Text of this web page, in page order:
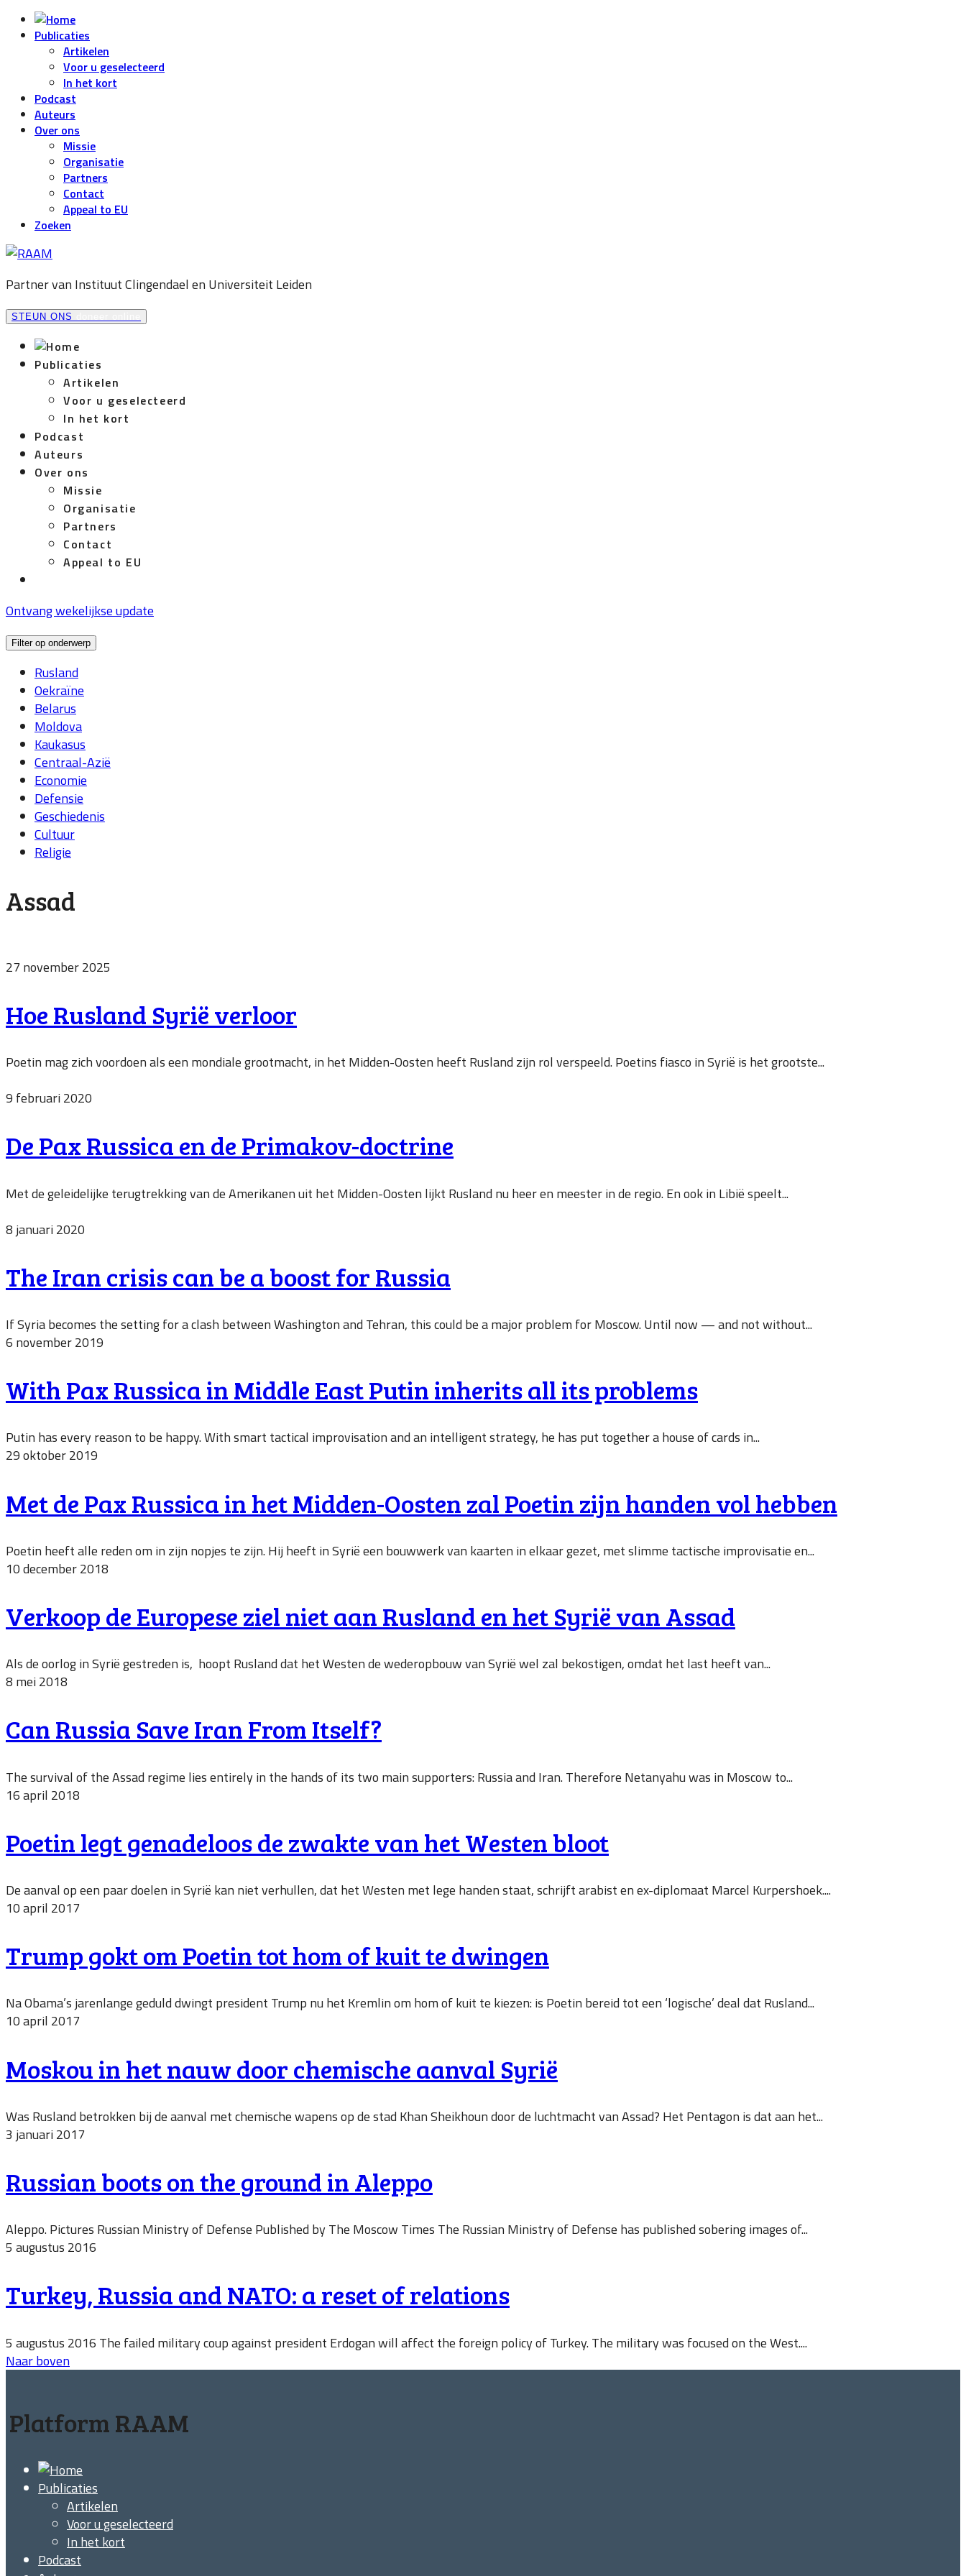
Publicaties
Artikelen
Voor u geselecteerd
In het kort
Podcast
Auteurs
Over ons
Missie
Organisatie
Partners
Contact
Appeal to EU
Zoeken
Partner van Instituut Clingendael en Universiteit Leiden
STEUN ONS
Publicaties
Artikelen
Voor u geselecteerd
In het kort
Podcast
Auteurs
Over ons
Missie
Organisatie
Partners
Contact
Appeal to EU
Ontvang wekelijkse update
Filter op onderwerp
Rusland
Oekraïne
Belarus
Moldova
Kaukasus
Centraal-Azië
Economie
Defensie
Geschiedenis
Cultuur
Religie
Assad
27 november 2025
Hoe Rusland Syrië verloor
Poetin mag zich voordoen als een mondiale grootmacht, in het Midden-Oosten heeft Rusland zijn rol verspeeld. Poetins fiasco in Syrië is het grootste...
9 februari 2020
De Pax Russica en de Primakov-doctrine
Met de geleidelijke terugtrekking van de Amerikanen uit het Midden-Oosten lijkt Rusland nu heer en meester in de regio. En ook in Libië speelt...
8 januari 2020
The Iran crisis can be a boost for Russia
If Syria becomes the setting for a clash between Washington and Tehran, this could be a major problem for Moscow. Until now — and not without...
6 november 2019
With Pax Russica in Middle East Putin inherits all its problems
Putin has every reason to be happy. With smart tactical improvisation and an intelligent strategy, he has put together a house of cards in...
29 oktober 2019
Met de Pax Russica in het Midden-Oosten zal Poetin zijn handen vol hebben
Poetin heeft alle reden om in zijn nopjes te zijn. Hij heeft in Syrië een bouwwerk van kaarten in elkaar gezet, met slimme tactische improvisatie en...
10 december 2018
Verkoop de Europese ziel niet aan Rusland en het Syrië van Assad
Als de oorlog in Syrië gestreden is, hoopt Rusland dat het Westen de wederopbouw van Syrië wel zal bekostigen, omdat het last heeft van...
8 mei 2018
Can Russia Save Iran From Itself?
The survival of the Assad regime lies entirely in the hands of its two main supporters: Russia and Iran. Therefore Netanyahu was in Moscow to...
16 april 2018
Poetin legt genadeloos de zwakte van het Westen bloot
De aanval op een paar doelen in Syrië kan niet verhullen, dat het Westen met lege handen staat, schrijft arabist en ex-diplomaat Marcel Kurpershoek....
10 april 2017
Trump gokt om Poetin tot hom of kuit te dwingen
Na Obama’s jarenlange geduld dwingt president Trump nu het Kremlin om hom of kuit te kiezen: is Poetin bereid tot een ‘logische’ deal dat Rusland...
10 april 2017
Moskou in het nauw door chemische aanval Syrië
Was Rusland betrokken bij de aanval met chemische wapens op de stad Khan Sheikhoun door de luchtmacht van Assad? Het Pentagon is dat aan het...
3 januari 2017
Russian boots on the ground in Aleppo
Aleppo. Pictures Russian Ministry of Defense Published by The Moscow Times The Russian Ministry of Defense has published sobering images of...
5 augustus 2016
Turkey, Russia and NATO: a reset of relations
5 augustus 2016 The failed military coup against president Erdogan will affect the foreign policy of Turkey. The military was focused on the West....
Naar boven
Platform RAAM
Publicaties
Artikelen
Voor u geselecteerd
In het kort
Podcast